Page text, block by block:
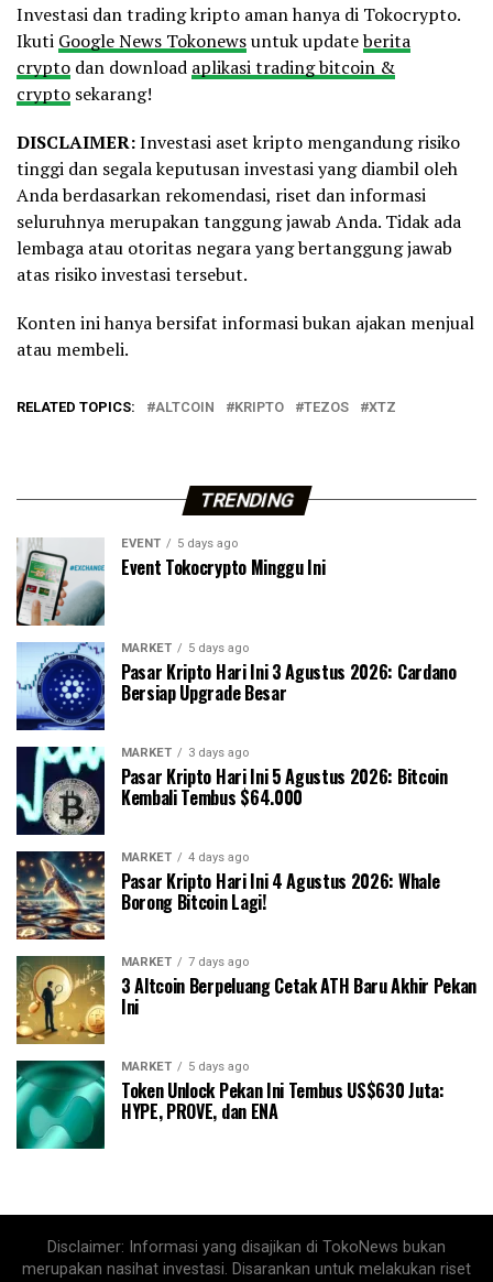
Investasi dan trading kripto aman hanya di Tokocrypto.
Ikuti Google News Tokonewsuntuk updateberita
crypto dan download aplikasi trading bitcoin &
crypto sekarang!
DISCLAIMER:Investasi aset kripto mengandung risiko
tinggi dan segala keputusan investasi yang diambil oleh
Anda berdasarkan rekomendasi, riset dan informasi
seluruhnya merupakan tanggung jawab Anda. Tidak ada
lembaga atau otoritas negara yang bertanggung jawab
atas risiko investasi tersebut.
Konten ini hanya bersifat informasi bukan ajakan menjual
atau membeli.
RELATED TOPICS: ALTCOIN KRIPTO TEZOS XTZ
TRENDING
EVENT 5 days ago
Event Tokocrypto Minggu Ini
MARKET 5 days ago
Pasar Kripto Hari Ini 3 Agustus 2026: Cardano
Bersiap Upgrade Besar
MARKET 3 days ago
Pasar Kripto Hari Ini 5 Agustus 2026: Bitcoin
Kembali Tembus $64.000
MARKET 4 days ago
Pasar Kripto Hari Ini 4 Agustus 2026: Whale
Borong Bitcoin Lagi!
MARKET 7 days ago
3 Altcoin Berpeluang Cetak ATH Baru Akhir Pekan
Ini
MARKET 5 days ago
Token Unlock Pekan Ini Tembus US$630 Juta:
HYPE, PROVE, dan ENA
Disclaimer: Informasi yang disajikan di TokoNews bukan
merupakan nasihat investasi. Disarankan untuk melakukan riset